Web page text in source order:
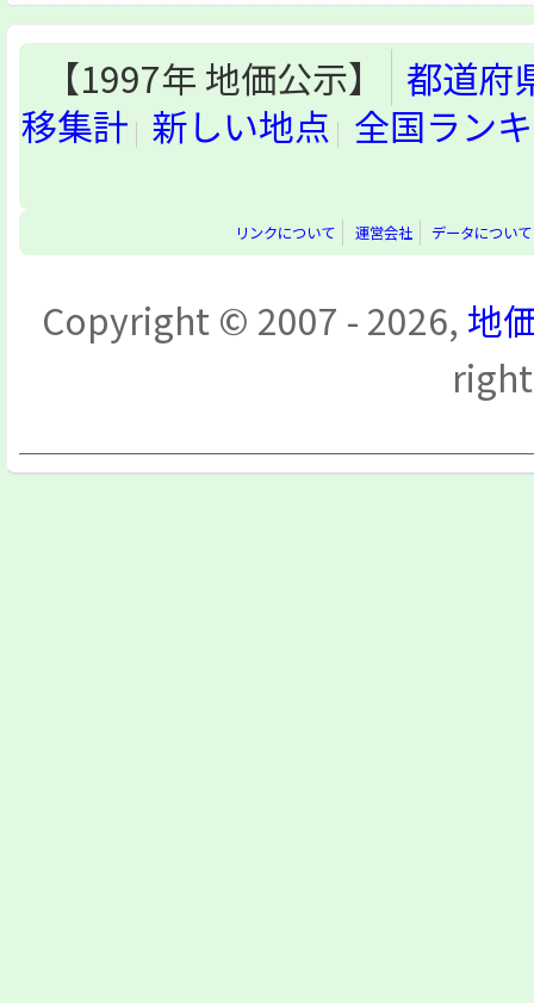
【1997年 地価公示】
都道府
移集計 新しい地点 全国ラン
リンクについて 運営会社 データについて
Copyright © 2007 - 2026, 地